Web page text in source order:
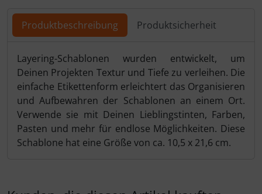
Produktbeschreibung Produktsicherheit
Produktbeschreibung
Layering-Schablonen wurden entwickelt, um
Deinen Projekten Textur und Tiefe zu verleihen. Die
einfache Etikettenform erleichtert das Organisieren
und Aufbewahren der Schablonen an einem Ort.
Verwende sie mit Deinen Lieblingstinten, Farben,
Pasten und mehr für endlose Möglichkeiten. Diese
Schablone hat eine Größe von ca. 10,5 x 21,6 cm.